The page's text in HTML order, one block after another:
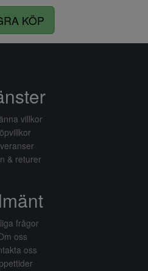
KÖP
villkor
& returer
frågor
oss
oss